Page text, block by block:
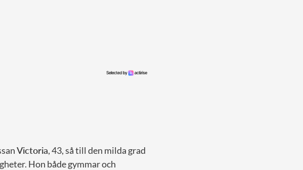
Victoria, 43, så till den milda grad
Hon både gymmar och